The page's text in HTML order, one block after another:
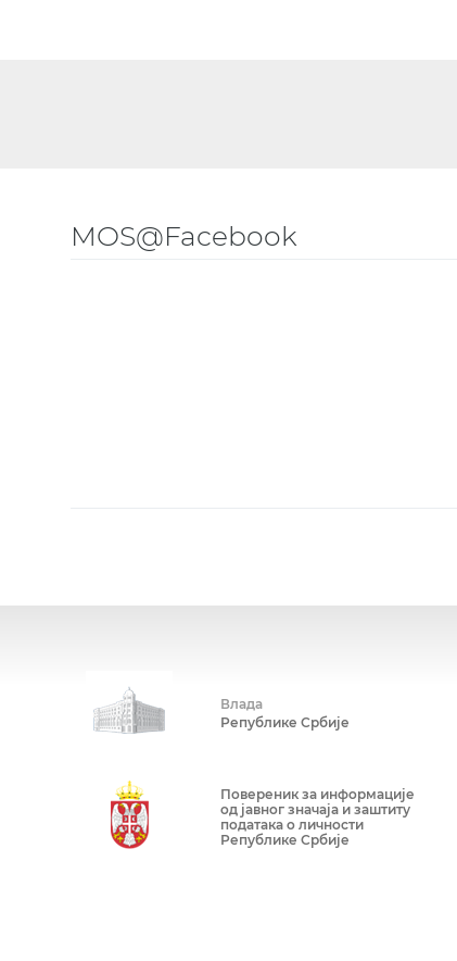
MOS@Facebook
Влада
Републике Србије
Повереник за информације
од јавног значаја и заштиту
података о личности
Републике Србије